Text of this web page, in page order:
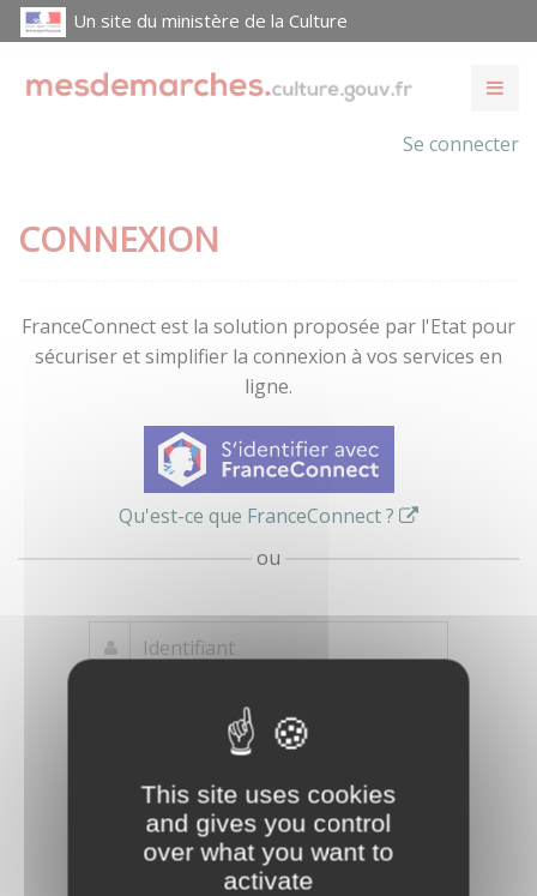
This site uses cookies
and gives you control
over what you want to
activate
Un site du ministère de la Culture
Se connecter
CONNEXION
FranceConnect est la solution proposée par l'Etat pour
sécuriser et simplifier la connexion à vos services en
ligne.
Qu'est-ce que FranceConnect ?
ou
oublié ?
compte
Connexion